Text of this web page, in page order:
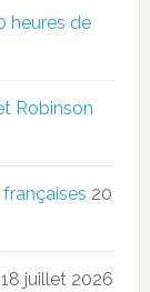
heures de
Robinson
20
18 juillet 2026